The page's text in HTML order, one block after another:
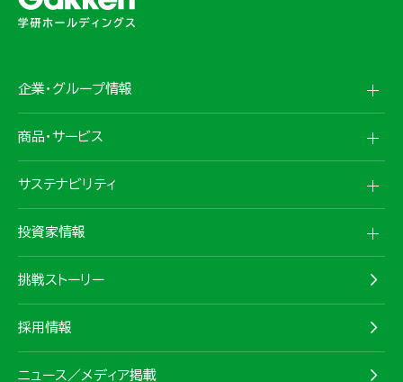
企業・グループ情報
商品・サービス
サステナビリティ
投資家情報
挑戦ストーリー
採用情報
ニュース／メディア掲載